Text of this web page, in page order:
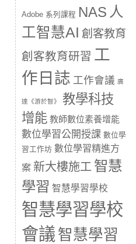
Adobe 系列課程 NAS 人
工智慧AI 創客教育
創客教育研習 工
作日誌 工作會議 廣
達《游於智》
教學科技
增能 教師數位素養增能
數位學習公開授課 數位學
習工作坊 數位學習精進方
案 新大樓施工 智慧
學習 智慧學習學校
智慧學習學校
會議 智慧學習